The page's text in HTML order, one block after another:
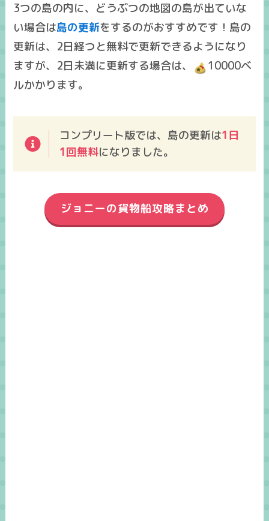
3つの島の内に、どうぶつの地図の島が出ていな
い場合は島の更新をするのがおすすめです！島の
更新は、2日経つと無料で更新できるようになり
ますが、2日未満に更新する場合は、
10000ベ
ルかかります。
コンプリート版では、島の更新は1日
1回無料になりました。
ジョニーの貨物船攻略まとめ